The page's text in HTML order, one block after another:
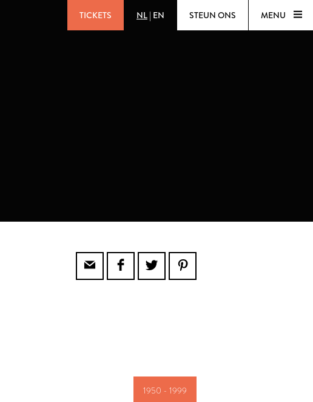
TICKETS NL | EN STEUN ONS MENU
1950 - 1999